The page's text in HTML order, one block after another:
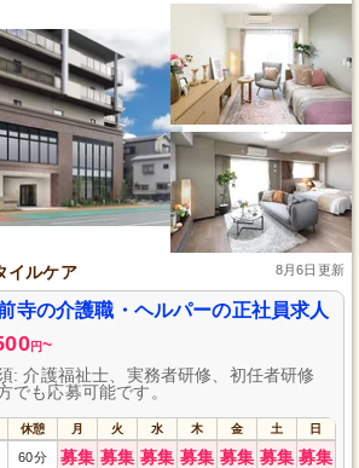
イルケア 8月6日更新
寺の介護職・ヘルパーの正社員求人
円~
: 介護福祉士、実務者研修、初任者研修
でも応募可能です。
休憩 月 火 水 木 金 土 日
60分 募集 募集 募集 募集 募集 募集 募集